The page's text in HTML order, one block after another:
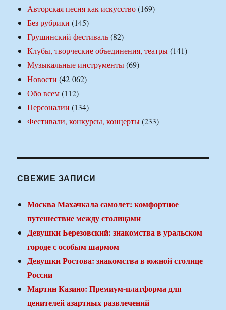
Авторская песня как искусство(169)
Без рубрики (145)
Грушинский фестиваль(82)
Клубы, творческие объединения, театры(141)
Музыкальные инструменты(69)
Новости (42 062)
Обо всем(112)
Персоналии (134)
Фестивали, конкурсы, концерты(233)
СВЕЖИЕ ЗАПИСИ
Москва Махачкала самолет: комфортное
путешествие между столицами
Девушки Березовский: знакомства в уральском
городе с особым шармом
Девушки Ростова: знакомства в южной столице
России
Мартин Казино: Премиум-платформа для
ценителей азартных развлечений